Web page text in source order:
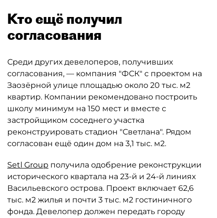
Кто ещё получил
согласования
Среди других девелоперов, получивших
согласования, — компания "ФСК" с проектом на
Заозёрной улице площадью около 20 тыс. м2
квартир. Компании рекомендовано построить
школу минимум на 150 мест и вместе с
застройщиком соседнего участка
реконструировать стадион "Светлана". Рядом
согласован ещё один дом на 3,1 тыс. м2.
Setl Group получила одобрение реконструкции
исторического квартала на 23-й и 24-й линиях
Васильевского острова. Проект включает 62,6
тыс. м2 жилья и почти 3 тыс. м2 гостиничного
фонда. Девелопер должен передать городу